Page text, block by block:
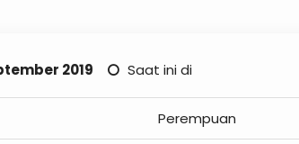
2019 Saat ini di
Perempuan